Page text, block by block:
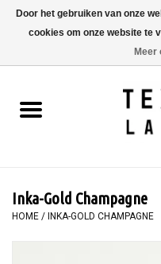
BOEKEN
SCHILDEREN
Inka-Gold Champagne
HOME / INKA-GOLD CHAMPAGNE
Door het gebruiken van onze
cookies om onze website te
Meer